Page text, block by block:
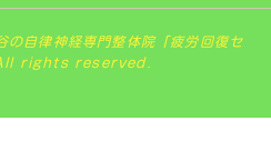
律神経専門整体院「疲労回復セ
All rights reserved.